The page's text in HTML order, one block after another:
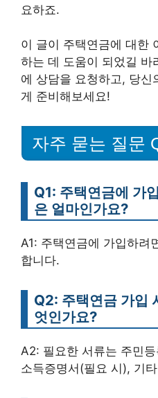
요하죠.
이 글이 주택연금에 대한
하는 데 도움이 되었길 바
에 상담을 요청하고, 당
게 준비해보세요!
자주 묻는 질문
Q1: 주택연금에 가
은 얼마인가요?
A1: 주택연금에 가입하려
합니다.
Q2: 주택연금 가입
엇인가요?
A2: 필요한 서류는 주민
소득증명서(필요 시), 기